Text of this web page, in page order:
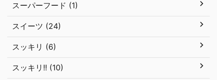
スーパーフード (1)
スイーツ (24)
スッキリ (6)
スッキリ!! (10)